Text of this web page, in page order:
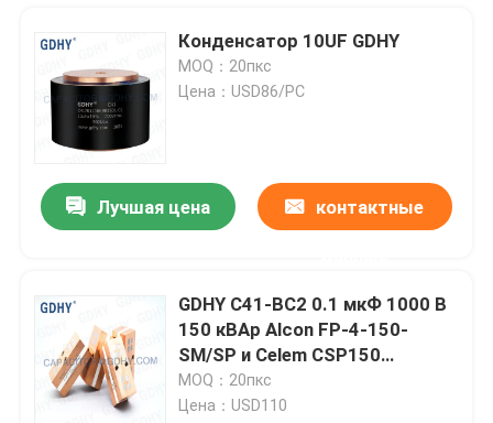
Конденсатор 10UF GDHY
MOQ：20пкс
Цена：USD86/PC
Лучшая цена контактные
GDHY C41-BC2 0.1 мкФ 1000 В
150 кВАр Alcon FP-4-150-
SM/SP и Celem CSP150
полипропиленовый
конденсатор с воздушным
MOQ：20пкс
Цена：USD110